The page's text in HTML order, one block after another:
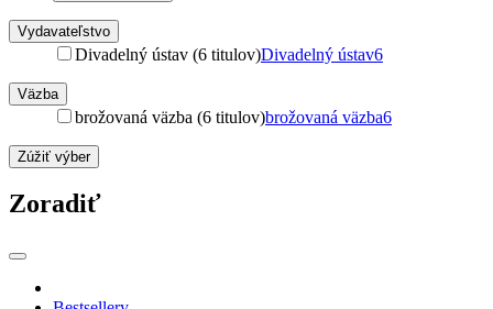
Vydavateľstvo
Divadelný ústav (6 titulov)Divadelný ústav6
Väzba
brožovaná väzba (6 titulov)brožovaná väzba6
Zúžiť výber
Zoradiť